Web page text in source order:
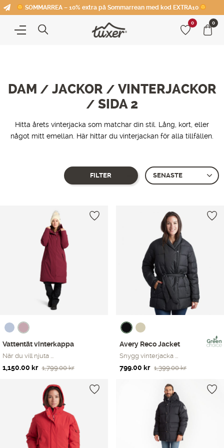
SOMMARREA – 10% extra på Sommarrean med kod EXTRA10
0 0
DAM / JACKOR / VINTERJACKOR
/ SIDA 2
Hitta årets vinterjacka som matchar din stil. Lång, kort, eller
något mitt emellan. Här hittar du vinterjackan för alla tillfällen.
FILTER
Vattentät vinterkappa
När du vill njuta ...
1,799.00kr
Det
1,150.00 kr
Det
Avery Reco Jacket
Snygg vinterjacka ...
1,399.00kr
Det
799.00 kr
Det